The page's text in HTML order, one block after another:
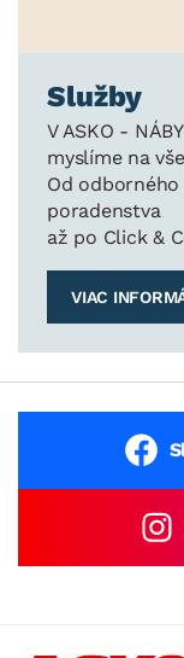
Služby
V ASKO -
myslíme na
Od odborného
poradenstva
až po Click &
VIAC